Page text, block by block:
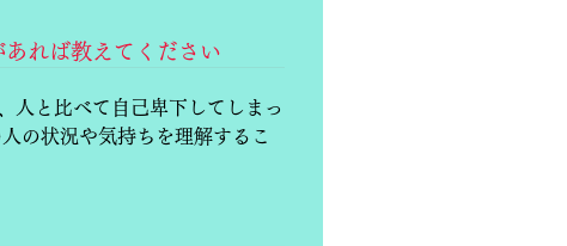
れば教えてください
人と比べて自己卑下してしまっ
の状況や気持ちを理解するこ